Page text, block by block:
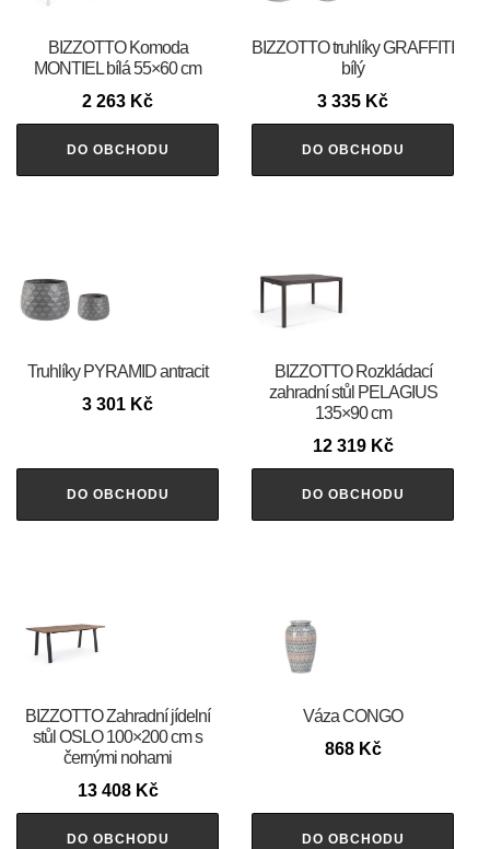
BIZZOTTO Komoda
MONTIEL bílá 55×60 cm
2 263 Kč
DO OBCHODU
BIZZOTTO truhlíky GRAFFITI
bílý
3 335 Kč
DO OBCHODU
Truhlíky PYRAMID antracit
3 301 Kč
DO OBCHODU
BIZZOTTO Rozkládací
zahradní stůl PELAGIUS
135×90 cm
12 319 Kč
DO OBCHODU
BIZZOTTO Zahradní jídelní
stůl OSLO 100×200 cm s
černými nohami
13 408 Kč
DO OBCHODU
Váza CONGO
868 Kč
DO OBCHODU